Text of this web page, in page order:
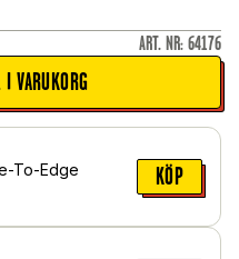
ART. NR: 64176
VARUKORG
To-Edge
KÖP